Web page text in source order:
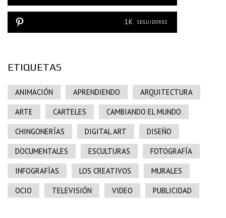
1K SEGUIDORES
ETIQUETAS
ANIMACIÓN APRENDIENDO ARQUITECTURA
ARTE CARTELES CAMBIANDO EL MUNDO
CHINGONERÍAS DIGITAL ART DISEÑO
DOCUMENTALES ESCULTURAS FOTOGRAFÍA
INFOGRAFÍAS LOS CREATIVOS MURALES
OCIO TELEVISIÓN VIDEO PUBLICIDAD